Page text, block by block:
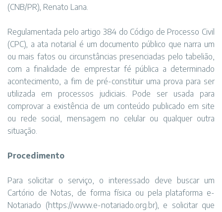
(CNB/PR), Renato Lana.
Regulamentada pelo artigo 384 do Código de Processo Civil
(CPC), a ata notarial é um documento público que narra um
ou mais fatos ou circunstâncias presenciadas pelo tabelião,
com a finalidade de emprestar fé pública a determinado
acontecimento, a fim de pré-constituir uma prova para ser
utilizada em processos judiciais. Pode ser usada para
comprovar a existência de um conteúdo publicado em site
ou rede social, mensagem no celular ou qualquer outra
situação.
Procedimento
Para solicitar o serviço, o interessado deve buscar um
Cartório de Notas, de forma física ou pela plataforma e-
Notariado (https://www.e-notariado.org.br), e solicitar que